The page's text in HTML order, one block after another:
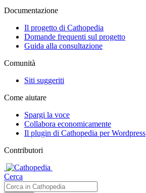
Documentazione
Il progetto di Cathopedia
Domande frequenti sul progetto
Guida alla consultazione
Comunità
Siti suggeriti
Come aiutare
Spargi la voce
Collabora economicamente
Il plugin di Cathopedia per Wordpress
Contributori
Cerca